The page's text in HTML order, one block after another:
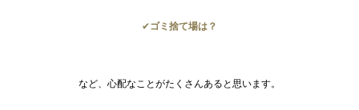
✔ゴミ捨て場は？
など、心配なことがたくさんあると思います。